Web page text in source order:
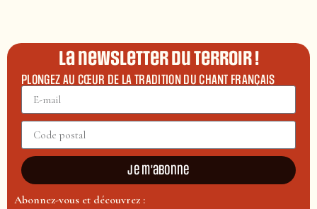
La newsletter du terroir !
PLONGEZ AU CŒUR DE LA TRADITION DU CHANT FRANÇAIS
Je m'abonne
Abonnez-vous et découvrez :